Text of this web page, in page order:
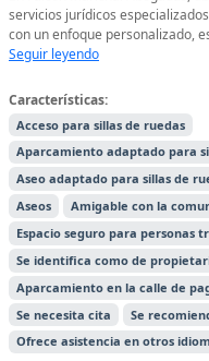
servicios jurídicos
con un enfoque personalizado,
Seguir leyendo
Características:
Acceso para sillas de ruedas
Aparcamiento adaptado para
Aseo adaptado para sillas de
Aseos
Amigable con la
Espacio seguro para personas
Se identifica como de
Aparcamiento en la calle de
Se necesita cita
Se
Ofrece asistencia en otros